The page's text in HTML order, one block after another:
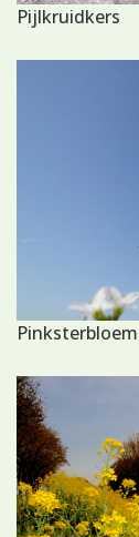
Pijlkruidkers
Pinksterbloem